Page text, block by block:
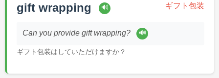
gift wrapping 🔊 ギフト包装
Can you provide gift wrapping? 🔊
ギフト包装はしていただけますか？